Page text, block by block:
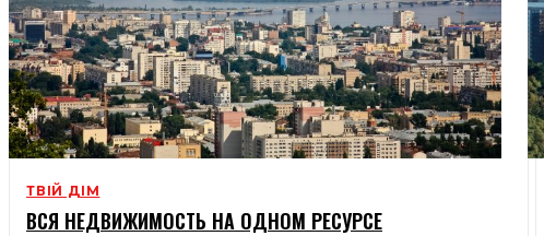
ТВІЙ ДІМ
ВСЯ НЕДВИЖИМОСТЬ НА ОДНОМ РЕСУРСЕ